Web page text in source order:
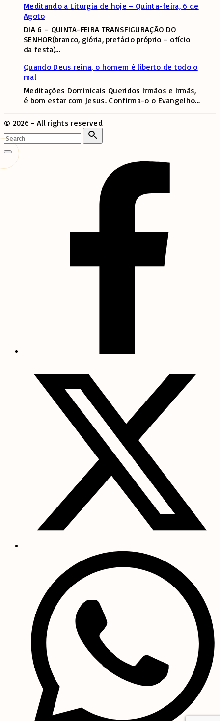
Meditando a Liturgia de hoje – Quinta-feira, 6 de
Agoto
DIA 6 – QUINTA-FEIRA TRANSFIGURAÇÃO DO
SENHOR(branco, glória, prefácio próprio – ofício
da festa)...
Quando Deus reina, o homem é liberto de todo o
mal
Meditações Dominicais Queridos irmãos e irmãs,
é bom estar com Jesus. Confirma-o o Evangelho...
© 2026 - All rights reserved
Search
Search
for:
Go
to
top